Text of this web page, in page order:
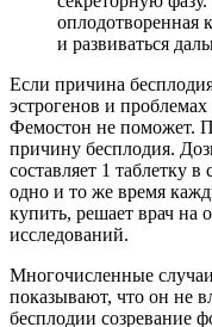
оплодотворенная
и развиваться
Если причина
эстрогенов и
Фемостон не поможет.
причину бесплодия.
составляет 1 таблетку
одно и то же время
купить, решает врач на
исследований.
Многочисленные
показывают, что он не
бесплодии созревание